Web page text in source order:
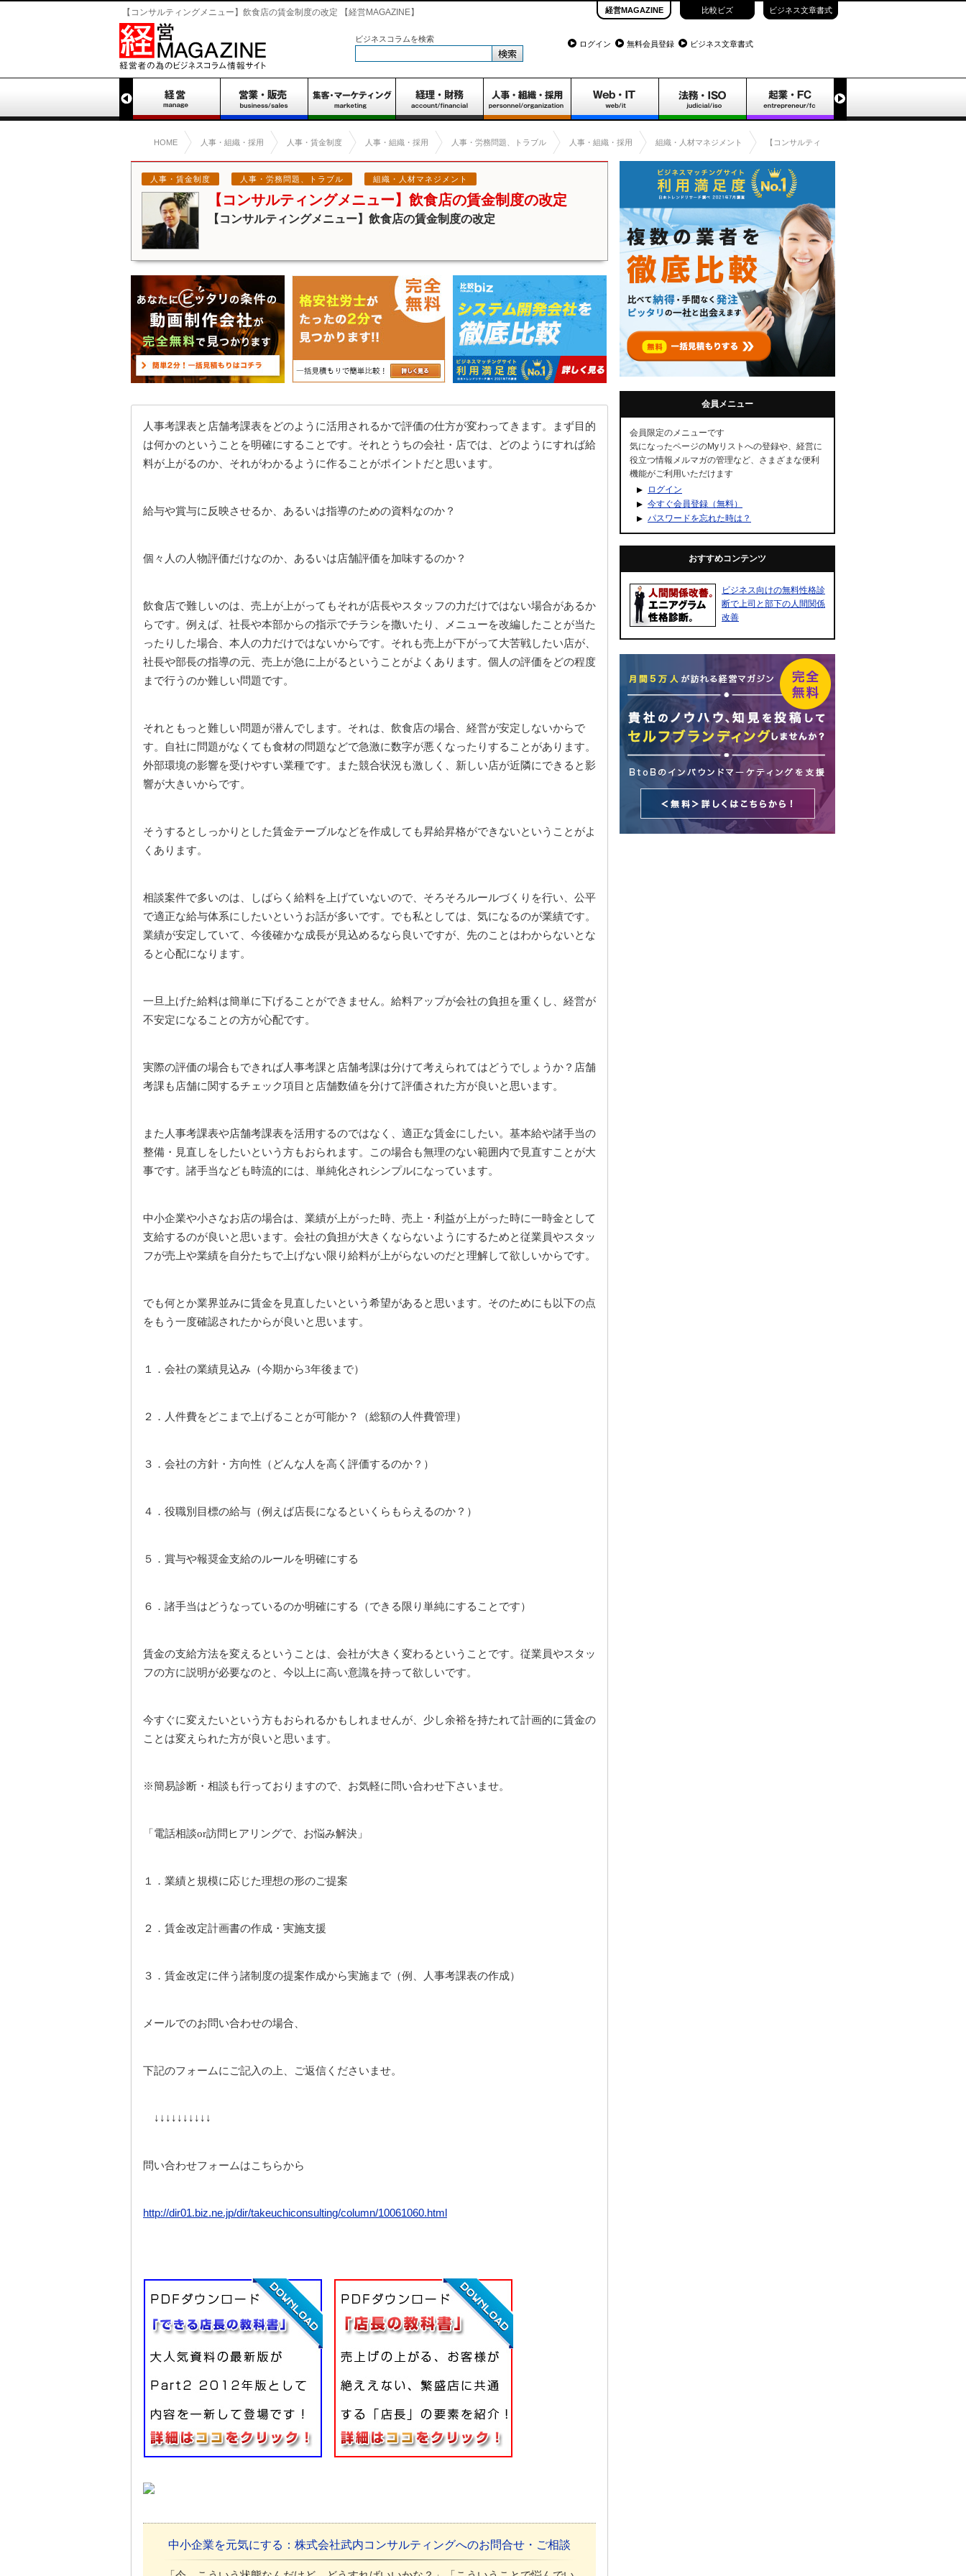
経営MAGAZINE 比較ビズ ビジネス文章書式
【コンサルティングメニュー】飲食店の賃金制度の改定 【経営MAGAZINE】
ビジネスコラムを検索
ログイン 無料会員登録 ビジネス文章書式
HOME 人事・組織・採用 人事・賃金制度 人事・組織・採用 人事・労務問題、トラブル 人事・組織・採用 組織・人材マネジメント 【コンサルティングメニュー】飲食店の賃金制度の改定
人事・賃金制度 人事・労務問題、トラブル 組織・人材マネジメント
【コンサルティングメニュー】飲食店の賃金制度の改定
【コンサルティングメニュー】飲食店の賃金制度の改定
人事考課表と店舗考課表をどのように活用されるかで評価の仕方が変わってきます。まず目的
は何かのということを明確にすることです。それとうちの会社・店では、どのようにすれば給
料が上がるのか、それがわかるように作ることがポイントだと思います。
給与や賞与に反映させるか、あるいは指導のための資料なのか？
個々人の人物評価だけなのか、あるいは店舗評価を加味するのか？
飲食店で難しいのは、売上が上がってもそれが店長やスタッフの力だけではない場合があるか
らです。例えば、社長や本部からの指示でチラシを撒いたり、メニューを改編したことが当た
ったりした場合、本人の力だけではないからです。それも売上が下がって大苦戦したい店が、
社長や部長の指導の元、売上が急に上がるということがよくあります。個人の評価をどの程度
まで行うのか難しい問題です。
それともっと難しい問題が潜んでします。それは、飲食店の場合、経営が安定しないからで
す。自社に問題がなくても食材の問題などで急激に数字が悪くなったりすることがあります。
外部環境の影響を受けやすい業種です。また競合状況も激しく、新しい店が近隣にできると影
響が大きいからです。
そうするとしっかりとした賃金テーブルなどを作成しても昇給昇格ができないということがよ
くあります。
相談案件で多いのは、しばらく給料を上げていないので、そろそろルールづくりを行い、公平
で適正な給与体系にしたいというお話が多いです。でも私としては、気になるのが業績です。
業績が安定していて、今後確かな成長が見込めるなら良いですが、先のことはわからないとな
ると心配になります。
一旦上げた給料は簡単に下げることができません。給料アップが会社の負担を重くし、経営が
不安定になることの方が心配です。
実際の評価の場合もできれば人事考課と店舗考課は分けて考えられてはどうでしょうか？店舗
考課も店舗に関するチェック項目と店舗数値を分けて評価された方が良いと思います。
また人事考課表や店舗考課表を活用するのではなく、適正な賃金にしたい。基本給や諸手当の
整備・見直しをしたいという方もおられます。この場合も無理のない範囲内で見直すことが大
事です。諸手当なども時流的には、単純化されシンプルになっています。
中小企業や小さなお店の場合は、業績が上がった時、売上・利益が上がった時に一時金として
支給するのが良いと思います。会社の負担が大きくならないようにするためと従業員やスタッ
フが売上や業績を自分たちで上げない限り給料が上がらないのだと理解して欲しいからです。
でも何とか業界並みに賃金を見直したいという希望があると思います。そのためにも以下の点
をもう一度確認されたからが良いと思います。
１．会社の業績見込み（今期から3年後まで）
２．人件費をどこまで上げることが可能か？（総額の人件費管理）
３．会社の方針・方向性（どんな人を高く評価するのか？）
４．役職別目標の給与（例えば店長になるといくらもらえるのか？）
５．賞与や報奨金支給のルールを明確にする
６．諸手当はどうなっているのか明確にする（できる限り単純にすることです）
賃金の支給方法を変えるということは、会社が大きく変わるということです。従業員やスタッ
フの方に説明が必要なのと、今以上に高い意識を持って欲しいです。
今すぐに変えたいという方もおられるかもしれませんが、少し余裕を持たれて計画的に賃金の
ことは変えられた方が良いと思います。
※簡易診断・相談も行っておりますので、お気軽に問い合わせ下さいませ。
「電話相談or訪問ヒアリングで、お悩み解決」
１．業績と規模に応じた理想の形のご提案
２．賃金改定計画書の作成・実施支援
３．賃金改定に伴う諸制度の提案作成から実施まで（例、人事考課表の作成）
メールでのお問い合わせの場合、
下記のフォームにご記入の上、ご返信くださいませ。
↓↓↓↓↓↓↓↓↓↓
問い合わせフォームはこちらから
http://dir01.biz.ne.jp/dir/takeuchiconsulting/column/10061060.html
中小企業を元気にする：株式会社武内コンサルティングへのお問合せ・ご相談
会員メニュー
会員限定のメニューです
気になったページのMyリストへの登録や、経営に
役立つ情報メルマガの管理など、さまざまな便利
機能がご利用いただけます
ログイン
今すぐ会員登録（無料）
パスワードを忘れた時は？
おすすめコンテンツ
ビジネス向けの無料性格診
断で上司と部下の人間関係
改善